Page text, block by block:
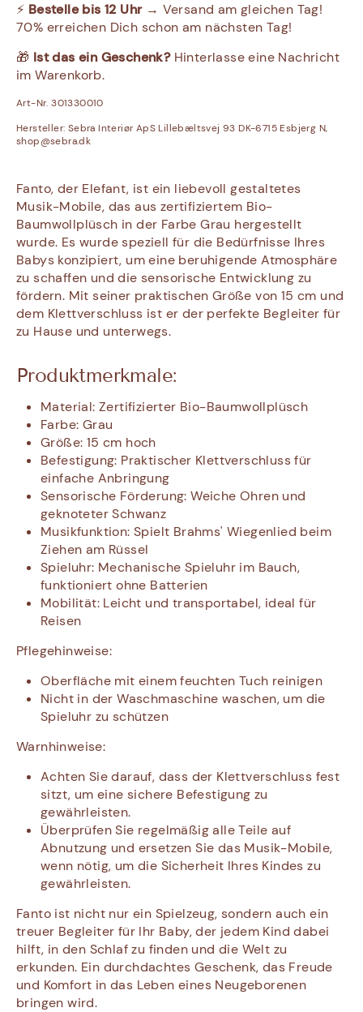
⚡ Bestelle bis 12 Uhr→ Versand am gleichen Tag!
70% erreichen Dich schon am nächsten Tag!
🎁 Ist das ein Geschenk? Hinterlasse eine Nachricht
im Warenkorb.
Art-Nr. 301330010
Hersteller: Sebra Interiør ApS Lillebæltsvej 93 DK-6715 Esbjerg N,
shop@sebra.dk
Fanto, der Elefant, ist ein liebevoll gestaltetes
Musik-Mobile, das aus zertifiziertem Bio-
Baumwollplüsch in der Farbe Grau hergestellt
wurde. Es wurde speziell für die Bedürfnisse Ihres
Babys konzipiert, um eine beruhigende Atmosphäre
zu schaffen und die sensorische Entwicklung zu
fördern. Mit seiner praktischen Größe von 15 cm und
dem Klettverschluss ist er der perfekte Begleiter für
zu Hause und unterwegs.
Produktmerkmale:
Material: Zertifizierter Bio-Baumwollplüsch
Farbe: Grau
Größe: 15 cm hoch
Befestigung: Praktischer Klettverschluss für
einfache Anbringung
Sensorische Förderung: Weiche Ohren und
geknoteter Schwanz
Musikfunktion: Spielt Brahms' Wiegenlied beim
Ziehen am Rüssel
Spieluhr: Mechanische Spieluhr im Bauch,
funktioniert ohne Batterien
Mobilität: Leicht und transportabel, ideal für
Reisen
Pflegehinweise:
Oberfläche mit einem feuchten Tuch reinigen
Nicht in der Waschmaschine waschen, um die
Spieluhr zu schützen
Warnhinweise:
Achten Sie darauf, dass der Klettverschluss fest
sitzt, um eine sichere Befestigung zu
gewährleisten.
Überprüfen Sie regelmäßig alle Teile auf
Abnutzung und ersetzen Sie das Musik-Mobile,
wenn nötig, um die Sicherheit Ihres Kindes zu
gewährleisten.
Fanto ist nicht nur ein Spielzeug, sondern auch ein
treuer Begleiter für Ihr Baby, der jedem Kind dabei
hilft, in den Schlaf zu finden und die Welt zu
erkunden. Ein durchdachtes Geschenk, das Freude
und Komfort in das Leben eines Neugeborenen
bringen wird.